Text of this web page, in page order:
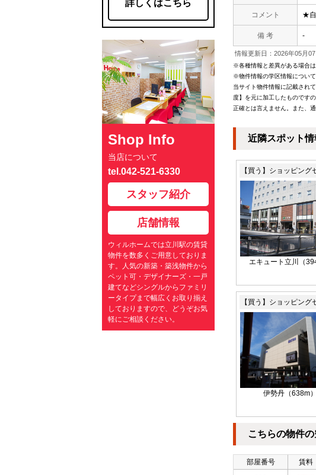
コメント ★自
備 考 -
情報更新日：2026年05月07
※各種情報と差異がある場合
※物件情報の学区情報について
当サイト物件情報に記載され
度】を元に加工したものです
正確とは言えません。また、
近隣スポット情
【買う】ショッピング
エキュート立川（
【買う】ショッピング
伊勢丹（638m）
こちらの物件
部屋番号 賃料
詳しくはこちら
Shop Info
当店について
tel.042-521-6330
スタッフ紹介
店舗情報
ウィルホームでは立川駅の賃貸
物件を数多くご用意しておりま
す。人気の新築・築浅物件から
ペット可・デザイナーズ・一戸
建てなどシングルからファミリ
ータイプまで幅広くお取り揃え
しておりますので、どうぞお気
軽にご相談ください。